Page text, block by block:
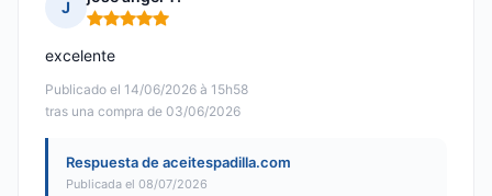
J
Nota: 5 de 5
Publicado el 14/06/2026 à 15h58
tras una compra de 03/06/2026
excelente
Respuesta de aceitespadilla.com
Publicada el 08/07/2026